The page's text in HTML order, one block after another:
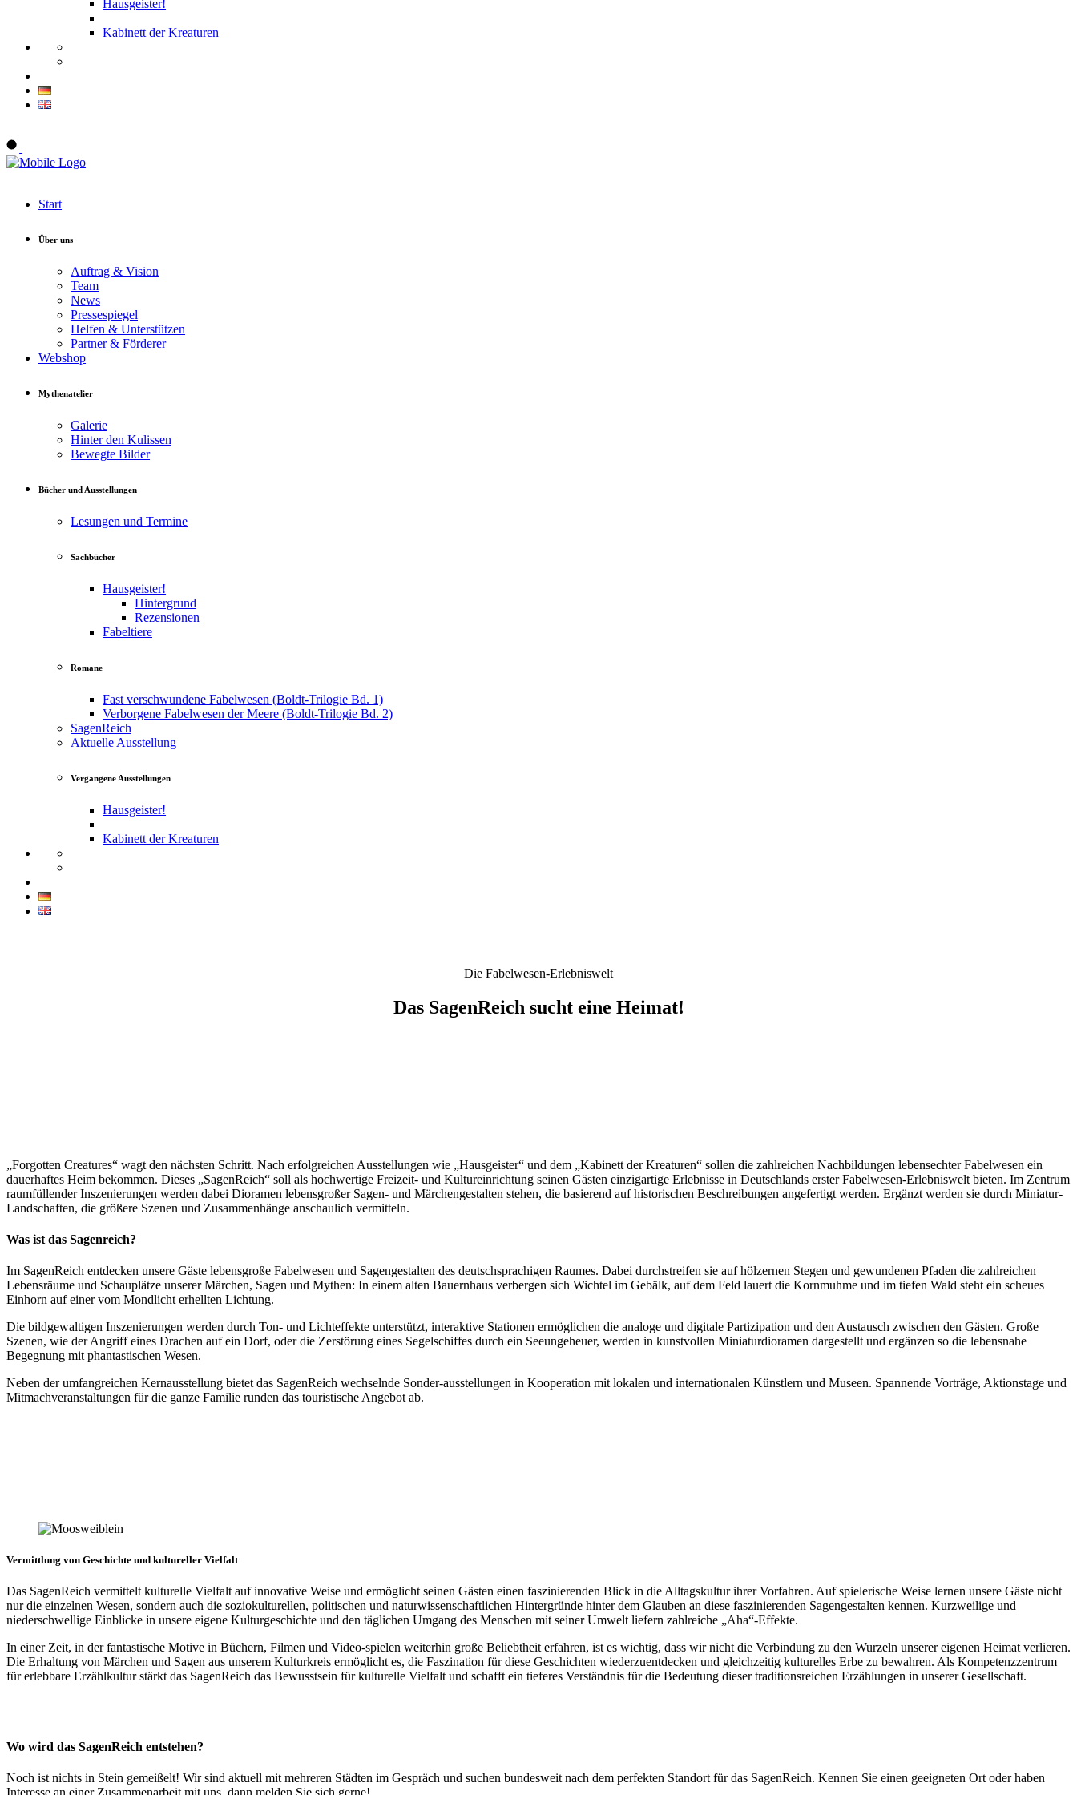
Hausgeister!
Kabinett der Kreaturen
Start
Über uns
Auftrag & Vision
Team
News
Pressespiegel
Helfen & Unterstützen
Partner & Förderer
Webshop
Mythenatelier
Galerie
Hinter den Kulissen
Bewegte Bilder
Bücher und Ausstellungen
Lesungen und Termine
Sachbücher
Hausgeister!
Hintergrund
Rezensionen
Fabeltiere
Romane
Fast verschwundene Fabelwesen (Boldt-Trilogie Bd. 1)
Verborgene Fabelwesen der Meere (Boldt-Trilogie Bd. 2)
SagenReich
Aktuelle Ausstellung
Vergangene Ausstellungen
Hausgeister!
Kabinett der Kreaturen
Die Fabelwesen-Erlebniswelt
Das SagenReich sucht eine Heimat!
„Forgotten Creatures“ wagt den nächsten Schritt. Nach erfolgreichen Ausstellungen wie „Hausgeister“ und dem „Kabinett der Kreaturen“ sollen die zahlreichen Nachbildungen lebensechter Fabelwesen ein
dauerhaftes Heim bekommen. Dieses „SagenReich“ soll als hochwertige Freizeit- und Kultureinrichtung seinen Gästen einzigartige Erlebnisse in Deutschlands erster Fabelwesen-Erlebniswelt bieten. Im Zentrum
raumfüllender Inszenierungen werden dabei Dioramen lebensgroßer Sagen- und Märchengestalten stehen, die basierend auf historischen Beschreibungen angefertigt werden. Ergänzt werden sie durch Miniatur-
Landschaften, die größere Szenen und Zusammenhänge anschaulich vermitteln.
Was ist das Sagenreich?
Im SagenReich entdecken unsere Gäste lebensgroße Fabelwesen und Sagengestalten des deutschsprachigen Raumes. Dabei durchstreifen sie auf hölzernen Stegen und gewundenen Pfaden die zahlreichen
Lebensräume und Schauplätze unserer Märchen, Sagen und Mythen: In einem alten Bauernhaus verbergen sich Wichtel im Gebälk, auf dem Feld lauert die Kornmuhme und im tiefen Wald steht ein scheues
Einhorn auf einer vom Mondlicht erhellten Lichtung.
Die bildgewaltigen Inszenierungen werden durch Ton- und Lichteffekte unterstützt, interaktive Stationen ermöglichen die analoge und digitale Partizipation und den Austausch zwischen den Gästen. Große
Szenen, wie der Angriff eines Drachen auf ein Dorf, oder die Zerstörung eines Segelschiffes durch ein Seeungeheuer, werden in kunstvollen Miniaturdioramen dargestellt und ergänzen so die lebensnahe
Begegnung mit phantastischen Wesen.
Neben der umfangreichen Kernausstellung bietet das SagenReich wechselnde Sonder-ausstellungen in Kooperation mit lokalen und internationalen Künstlern und Museen. Spannende Vorträge, Aktionstage und
Mitmachveranstaltungen für die ganze Familie runden das touristische Angebot ab.
Vermittlung von Geschichte und kultureller Vielfalt
Das SagenReich vermittelt kulturelle Vielfalt auf innovative Weise und ermöglicht seinen Gästen einen faszinierenden Blick in die Alltagskultur ihrer Vorfahren. Auf spielerische Weise lernen unsere Gäste nicht
nur die einzelnen Wesen, sondern auch die soziokulturellen, politischen und naturwissenschaftlichen Hintergründe hinter dem Glauben an diese faszinierenden Sagengestalten kennen. Kurzweilige und
niederschwellige Einblicke in unsere eigene Kulturgeschichte und den täglichen Umgang des Menschen mit seiner Umwelt liefern zahlreiche „Aha“-Effekte.
In einer Zeit, in der fantastische Motive in Büchern, Filmen und Video-spielen weiterhin große Beliebtheit erfahren, ist es wichtig, dass wir nicht die Verbindung zu den Wurzeln unserer eigenen Heimat verlieren.
Die Erhaltung von Märchen und Sagen aus unserem Kulturkreis ermöglicht es, die Faszination für diese Geschichten wiederzuentdecken und gleichzeitig kulturelles Erbe zu bewahren. Als Kompetenzzentrum
für erlebbare Erzählkultur stärkt das SagenReich das Bewusstsein für kulturelle Vielfalt und schafft ein tieferes Verständnis für die Bedeutung dieser traditionsreichen Erzählungen in unserer Gesellschaft.
Wo wird das SagenReich entstehen?
Noch ist nichts in Stein gemeißelt! Wir sind aktuell mit mehreren Städten im Gespräch und suchen bundesweit nach dem perfekten Standort für das SagenReich. Kennen Sie einen geeigneten Ort oder haben
Interesse an einer Zusammenarbeit mit uns, dann melden Sie sich gerne!